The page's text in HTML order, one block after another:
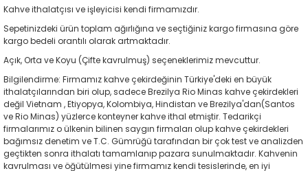
Kahve ithalatçısı ve işleyicisi kendi firmamızdır.
Sepetinizdeki ürün toplam ağırlığına ve seçtiğiniz kargo firmasına göre
kargo bedeli orantılı olarak artmaktadır.
Açık, Orta ve Koyu (Çifte kavrulmuş) seçeneklerimiz mevcuttur.
Bilgilendirme: Firmamız kahve çekirdeğinin Türkiye'deki en büyük
ithalatçılarından biri olup, sadece Brezilya Rio Minas kahve çekirdekleri
değil Vietnam , Etiyopya, Kolombiya, Hindistan ve Brezilya'dan(Santos
ve Rio Minas) yüzlerce konteyner kahve ithal etmiştir. Tedarikçi
firmalarımız o ülkenin bilinen saygın firmaları olup kahve çekirdekleri
bağımsız denetim ve T.C. Gümrüğü tarafından bir çok test ve analizden
geçtikten sonra ithalatı tamamlanıp pazara sunulmaktadır. Kahvenin
kavrulması ve öğütülmesi yine firmamız kendi tesislerinde, en iyi